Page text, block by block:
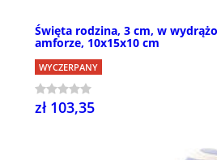
Święta rodzina, 3 cm, w
amforze, 10x15x10 cm
WYCZERPANY
zł 103,35